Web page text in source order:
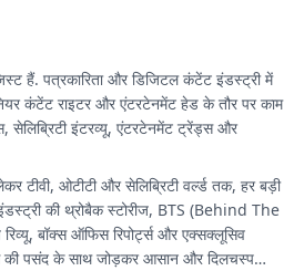
हैं. पत्रकारिता और डिजिटल कंटेंट इंडस्ट्री में
कंटेंट राइटर और एंटरटेनमेंट हेड के तौर पर काम
सेलिब्रिटी इंटरव्यू, एंटरटेनमेंट ट्रेंड्स और
टीवी, ओटीटी और सेलिब्रिटी वर्ल्ड तक, हर बड़ी
की थ्रोबैक स्टोरीज, BTS (Behind The
बॉक्स ऑफिस रिपोर्ट्स और एक्सक्लूसिव
की पसंद के साथ जोड़कर आसान और दिलचस्प